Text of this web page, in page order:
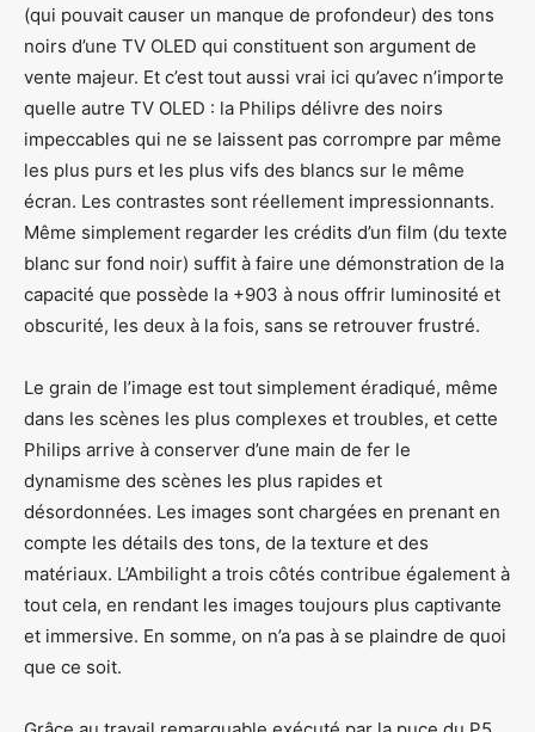
(qui pouvait causer un manque de profondeur) des tons
noirs d’une TV OLED qui constituent son argument de
vente majeur. Et c’est tout aussi vrai ici qu’avec n’importe
quelle autre TV OLED : la Philips délivre des noirs
impeccables qui ne se laissent pas corrompre par même
les plus purs et les plus vifs des blancs sur le même
écran. Les contrastes sont réellement impressionnants.
Même simplement regarder les crédits d’un film (du texte
blanc sur fond noir) suffit à faire une démonstration de la
capacité que possède la +903 à nous offrir luminosité et
obscurité, les deux à la fois, sans se retrouver frustré.
Le grain de l’image est tout simplement éradiqué, même
dans les scènes les plus complexes et troubles, et cette
Philips arrive à conserver d’une main de fer le
dynamisme des scènes les plus rapides et
désordonnées. Les images sont chargées en prenant en
compte les détails des tons, de la texture et des
matériaux. L’Ambilight a trois côtés contribue également à
tout cela, en rendant les images toujours plus captivante
et immersive. En somme, on n’a pas à se plaindre de quoi
que ce soit.